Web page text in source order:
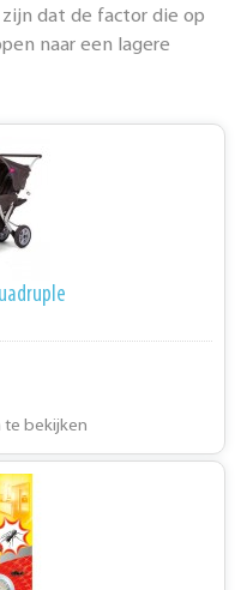
dat de factor die op
naar een lagere
te bekijken